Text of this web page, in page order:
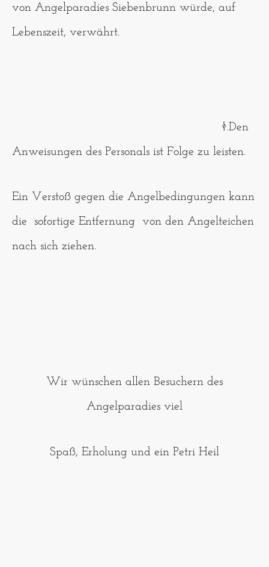
von Angelparadies Siebenbrunn würde, auf
Lebenszeit, verwährt.
§.Den
Anweisungen des Personals ist Folge zu leisten.
Ein Verstoß gegen die Angelbedingungen kann
die sofortige Entfernung von den Angelteichen
nach sich ziehen.
Wir wünschen allen Besuchern des
Angelparadies viel
Spaß, Erholung und ein Petri Heil